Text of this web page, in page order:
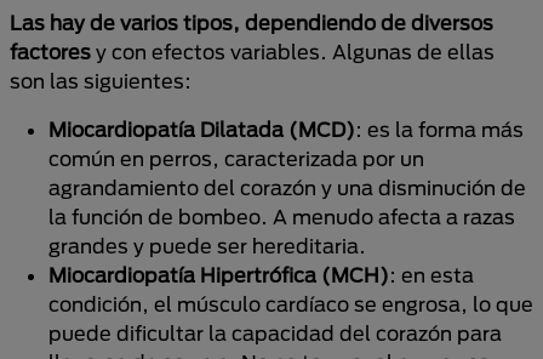
Las hay de varios tipos, dependiendo de diversos
factores y con efectos variables. Algunas de ellas
son las siguientes:
Miocardiopatía Dilatada (MCD): es la forma más
común en perros, caracterizada por un
agrandamiento del corazón y una disminución de
la función de bombeo. A menudo afecta a razas
grandes y puede ser hereditaria.
Miocardiopatía Hipertrófica (MCH): en esta
condición, el músculo cardíaco se engrosa, lo que
puede dificultar la capacidad del corazón para